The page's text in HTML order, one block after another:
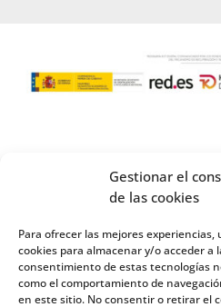
Gestionar el
de las cookies
Para ofrecer las mejores
cookies para almacenar y/o acceder a
consentimiento de estas tecnologías
como el comportamiento de
en este sitio. No consentir o retirar el